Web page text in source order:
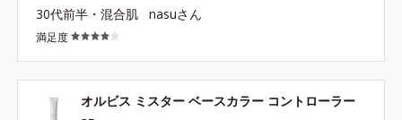
30代前半・混合肌 nasuさん
満足度
オルビス ミスター ベースカラー コントローラー